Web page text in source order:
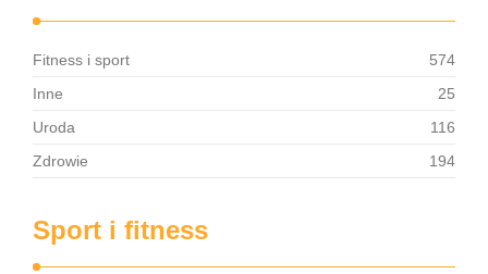
Fitness i sport
574
Inne
25
Uroda
116
Zdrowie
194
Sport i fitness